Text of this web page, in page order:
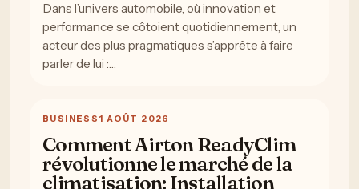
Dans l’univers automobile, où innovation et
performance se côtoient quotidiennement, un
acteur des plus pragmatiques s’apprête à faire
parler de lui :…
BUSINESS 1 AOÛT 2026
Comment Airton ReadyClim
révolutionne le marché de la
climatisation: Installation